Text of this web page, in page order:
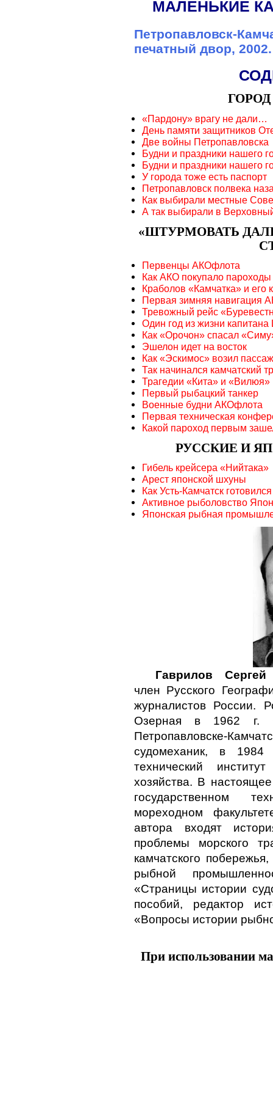
МАЛЕНЬКИЕ
Петропавловск-
печатный двор, 2002.
«Пардону» врагу не дали…
День памяти защитников
Две войны Петропавловска
Будни и праздники нашего
Будни и праздники нашего
У города тоже есть паспорт
Петропавловск полвека
Как выбирали местные
А так выбирали в
«ШТУРМОВАТЬ
Первенцы АКОфлота
Как АКО покупало пароходы
Краболов «Камчатка» и его
Первая зимняя навигация
Тревожный рейс
Один год из жизни
Как «Орочон» спасал
Эшелон идет на восток
Как «Эскимос» возил
Так начинался камчатский
Трагедии «Кита» и «Вилюя»
Первый рыбацкий танкер
Военные будни АКОфлота
Первая техническая
Какой пароход первым
РУССКИЕ И
Гибель крейсера «Нийтака»
Арест японской шхуны
Как Усть-Камчатск
Активное рыболовство
Японская рыбная
Гаврилов Сергей
член Русского
журналистов России.
Озерная в 1962 г.
Петропавловске-
судомеханик, в 1984
технический
хозяйства. В
государственном
мореходном
автора входят
проблемы морского
камчатского
рыбной
«Страницы истории
пособий, редактор
«Вопросы истории
При использовании